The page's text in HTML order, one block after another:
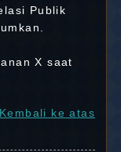
Publik
X saat
Kembali ke atas